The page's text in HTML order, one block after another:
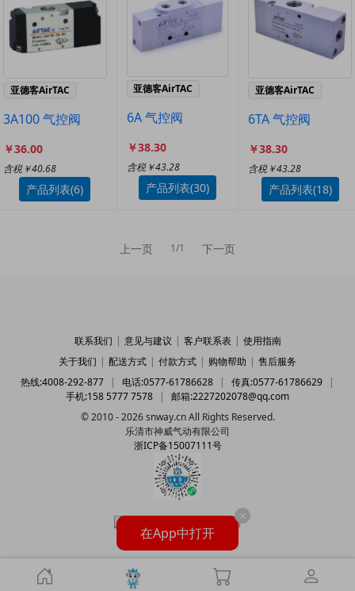
亚德客AirTAC
3A100 气控阀
￥36.00
含税￥40.68
产品列表(6)
亚德客AirTAC
6A 气控阀
￥38.30
含税￥43.28
产品列表(30)
亚德客AirTAC
6TA 气控阀
￥38.30
含税￥43.28
产品列表(18)
上一页 1/1 下一页
联系我们 | 意见与建议 | 客户联系表 | 使用指南
关于我们 | 配送方式 | 付款方式 | 购物帮助 | 售后服务
热线:4008-292-877
| 电话:0577-61786628 | 传真:0577-61786629
|
手机:158 5777 7578
|
邮箱:2227202078@qq.com
© 2010 - 2026 snway.cn All Rights Reserved.
乐清市神威气动有限公司
浙ICP备15007111号
在App中打开
×